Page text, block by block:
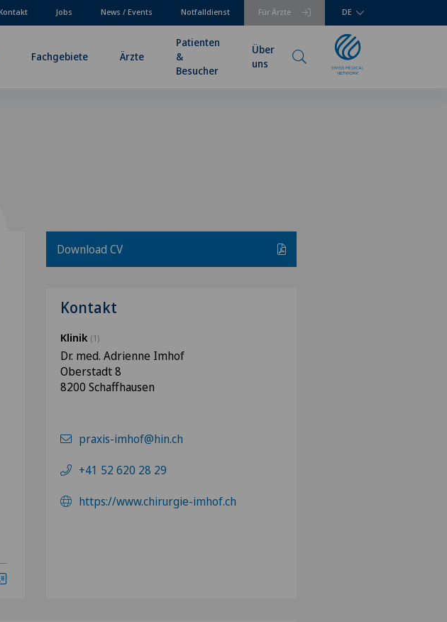
Für Ärzte
Jobs News / Events Notfalldienst DE
Fachgebiete Ärzte
Patienten
&
Besucher
Über
uns
Download CV
Kontakt
Klinik (1)
Dr. med. Adrienne Imhof
Oberstadt 8
8200 Schaffhausen
praxis-imhof@hin.ch
+41 52 620 28 29
https://www.chirurgie-imhof.ch